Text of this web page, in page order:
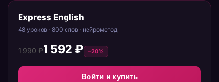
Express English
48 уроков · 800 слов · нейрометод
1 990 ₽1 592 ₽ −20%
Войти и купить